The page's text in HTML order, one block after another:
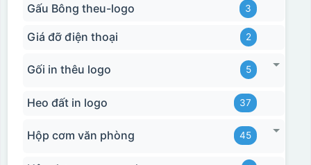
Gấu Bông theu-logo 3
Giá đỡ điện thoại 2
Gối in thêu logo 5
Heo đất in logo 37
Hộp cơm văn phòng 45